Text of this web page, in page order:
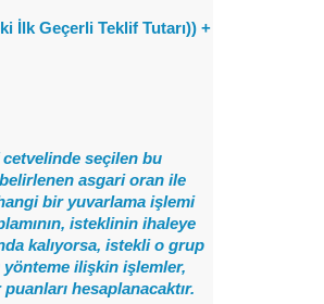
İlk Geçerli Teklif Tutarı)) +
seçilen bu
asgari oran ile
bir yuvarlama işlemi
isteklinin ihaleye
kalıyorsa, istekli o grup
yönteme ilişkin işlemler,
hesaplanacaktır.